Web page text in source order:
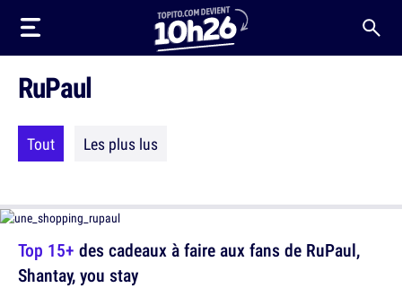
RuPaul
Tout Les plus lus
Top 15+ des cadeaux à faire aux fans de RuPaul,
Shantay, you stay